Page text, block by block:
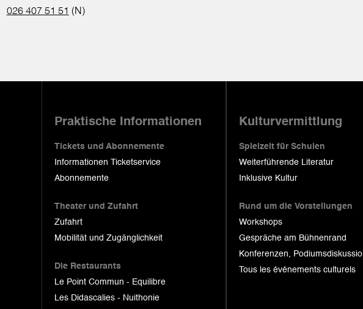
026 407 51 51 (N)
Praktische Informationen
Tickets und Abonnemente
Informationen Ticketservice
Abonnemente
Theater und Zufahrt
Zufahrt
Mobilität und Zugänglichkeit
Die Restaurants
Le Point Commun - Equilibre
Les Didascalies - Nuithonie
Kulturvermittlung
Spielzeit für Schulen
Weiterführende Literatur
Inklusive Kultur
Rund um die Vorstellungen
Workshops
Gespräche am Bühnenrand
Konferenzen,
Tous les événements culturels